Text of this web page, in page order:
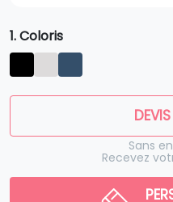
1. Coloris
Sans
Recevez